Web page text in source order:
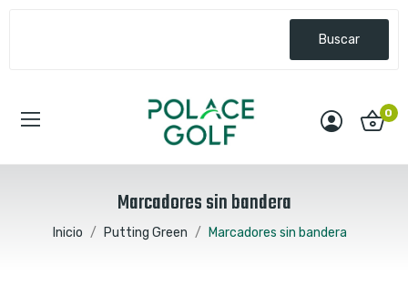
Buscar
0
Marcadores sin bandera
Inicio Putting Green Marcadores sin bandera